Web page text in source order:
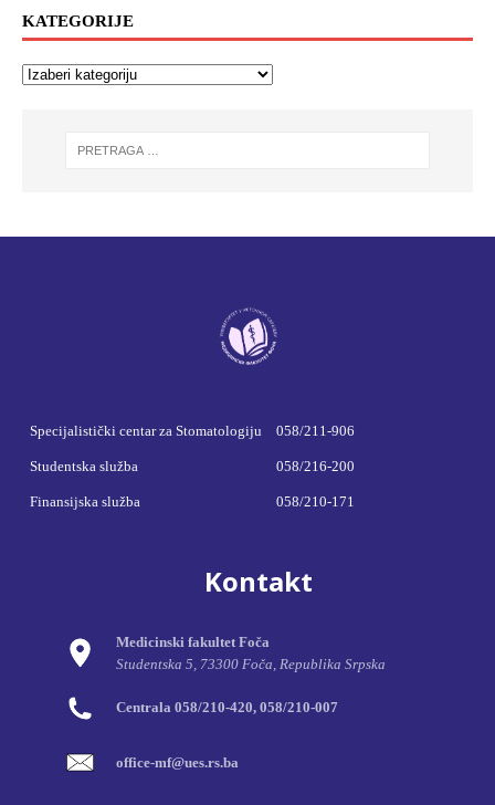
KATEGORIJE
Specijalistički centar za Stomatologiju 058/211-906
Studentska služba 058/216-200
Finansijska služba 058/210-171
Kontakt
Medicinski fakultet Foča
Studentska 5, 73300 Foča, Republika Srpska
Centrala 058/210-420, 058/210-007
office-mf@ues.rs.ba